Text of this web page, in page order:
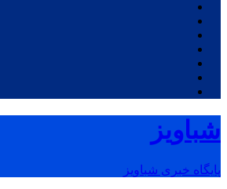
شباویز
پایگاه خبری شباویز